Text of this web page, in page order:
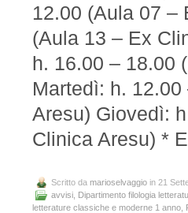
12.00 (Aula 07 –
(Aula 13 – Ex
h. 16.00 – 18.00
Martedì: h.
Aresu) Giovedì:
Clinica Aresu) *
Scritto da marioselvaggio in 21
avvisi
Dipartimento filologia
letterature classiche e moderne 1 anno